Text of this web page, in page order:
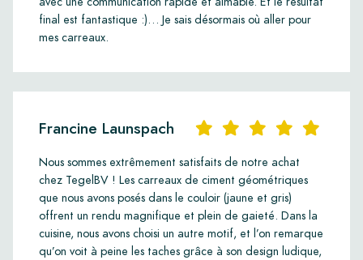
final est fantastique :)… Je sais désormais où aller pour
mes carreaux.
Francine Launspach
Nous sommes extrêmement satisfaits de notre achat
chez TegelBV ! Les carreaux de ciment géométriques
que nous avons posés dans le couloir (jaune et gris)
offrent un rendu magnifique et plein de gaieté. Dans la
cuisine, nous avons choisi un autre motif, et l’on remarque
qu’on voit à peine les taches grâce à son design ludique,